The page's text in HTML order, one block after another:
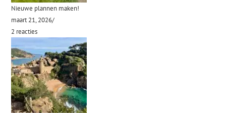
Nieuwe plannen maken!
maart 21, 2026/
2 reacties